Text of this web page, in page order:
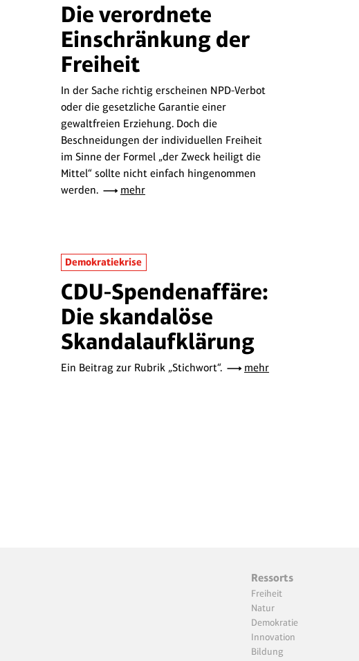
Die verordnete
Einschränkung der
Freiheit
In der Sache richtig erscheinen NPD-Verbot
oder die gesetzliche Garantie einer
gewaltfreien Erziehung. Doch die
Beschneidungen der individuellen Freiheit
im Sinne der Formel „der Zweck heiligt die
Mittel“ sollte nicht einfach hingenommen
werden.
mehr
Demokratiekrise
CDU-Spendenaffäre:
Die skandalöse
Skandalaufklärung
Ein Beitrag zur Rubrik „Stichwort“. mehr
Ressorts
Freiheit
Natur
Demokratie
Innovation
Bildung